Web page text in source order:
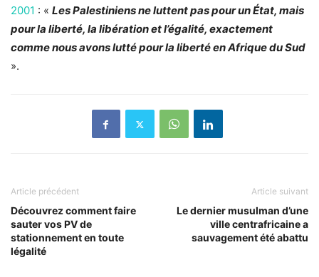
2001 : « Les Palestiniens ne luttent pas pour un État, mais
pour la liberté, la libération et l’égalité, exactement
comme nous avons lutté pour la liberté en Afrique du Sud
».
Article précédent
Découvrez comment faire
sauter vos PV de
stationnement en toute
légalité
Article suivant
Le dernier musulman d’une
ville centrafricaine a
sauvagement été abattu